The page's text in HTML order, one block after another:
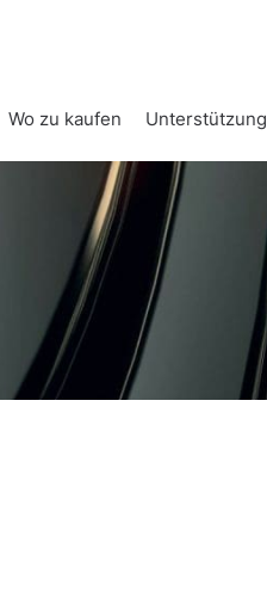
Wo zu kaufen Unterstützung